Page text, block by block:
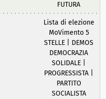
FUTURA
Lista di elezione
MoVimento 5
STELLE | DEMOS
DEMOCRAZIA
SOLIDALE |
PROGRESSISTA |
PARTITO
SOCIALISTA